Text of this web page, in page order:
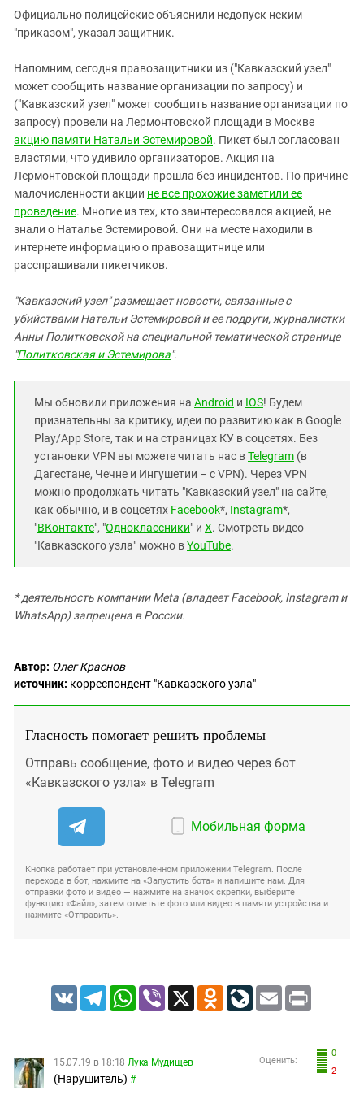
Официально полицейские объяснили недопуск неким
"приказом", указал защитник.
Напомним, сегодня правозащитники из ("Кавказский узел"
может сообщить название организации по запросу) и
("Кавказский узел" может сообщить название организации по
запросу) провели на Лермонтовской площади в Москве
акцию памяти Натальи Эстемировой. Пикет был согласован
властями, что удивило организаторов. Акция на
Лермонтовской площади прошла без инцидентов. По причине
малочисленности акции не все прохожие заметили ее
проведение. Многие из тех, кто заинтересовался акцией, не
знали о Наталье Эстемировой. Они на месте находили в
интернете информацию о правозащитнице или
расспрашивали пикетчиков.
"Кавказский узел" размещает новости, связанные с
убийствами Натальи Эстемировой и ее подруги, журналистки
Анны Политковской на специальной тематической странице
"Политковская и Эстемирова".
Мы обновили приложения на Android и IOS! Будем
признательны за критику, идеи по развитию как в Google
Play/App Store, так и на страницах КУ в соцсетях. Без
установки VPN вы можете читать нас вTelegram (в
Дагестане, Чечне и Ингушетии – с VPN). Через VPN
можно продолжать читать "Кавказский узел" на сайте,
как обычно, и в соцсетях Facebook*, Instagram*,
"ВКонтакте", "Одноклассники" и X. Смотреть видео
"Кавказского узла" можно вYouTube.
* деятельность компании Meta (владеет Facebook, Instagram и
WhatsApp) запрещена в России.
Автор: Олег Краснов
источник: корреспондент "Кавказского узла"
Гласность помогает решить проблемы
Отправь сообщение, фото и видео через бот
«Кавказского узла» в Telegram
Мобильная форма
Кнопка работает при установленном приложении Telegram. После
перехода в бот, нажмите на «Запустить бота» и напишите нам. Для
отправки фото и видео — нажмите на значок скрепки, выберите
функцию «Файл», затем отметьте фото или видео в памяти устройства и
нажмите «Отправить».
VK TelegramWhatsApp
Viber X Odnoklassniki
LiveJournal
Email Print
0
2
Оценить:
15.07.19 в 18:18 Лука Мудищев
(Нарушитель) #